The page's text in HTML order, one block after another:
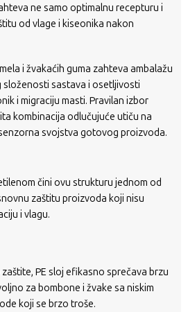
ne samo optimalnu recepturu i
od vlage i kiseonika nakon
i žvakaćih guma zahteva ambalažu
sastava i osetljivosti
i migraciju masti. Pravilan izbor
kombinacija odlučujuće utiču na
svojstva gotovog proizvoda.
čini ovu strukturu jednom od
zaštitu proizvoda koji nisu
i vlagu.
PE sloj efikasno sprečava brzu
za bombone i žvake sa niskim
koji se brzo troše.